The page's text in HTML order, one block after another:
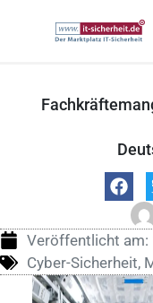
Veröffentlicht am:
Cyber-Sicherheit,